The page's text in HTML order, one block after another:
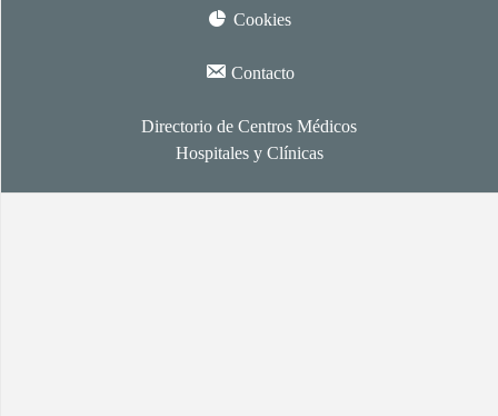
Cookies
Contacto
Directorio de Centros Médicos
Hospitales y Clínicas